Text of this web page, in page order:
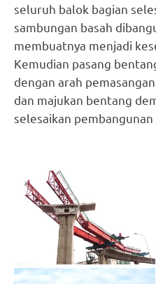
seluruh balok bagian
sambungan basah
membuatnya menjadi
Kemudian pasang
dengan arah
dan majukan bentang
selesaikan